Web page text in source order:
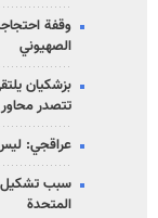
وقفة
الصهیوني
بزشكيان
تتصدر محاور
عراقجي:
سبب تشكيل
المتحدة